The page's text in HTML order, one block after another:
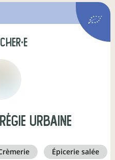
Urbaine
crèmerie
épicerie salée